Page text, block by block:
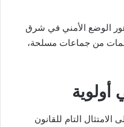
الوضع الأمني في شرق
من جماعات مسلحة،
أولوية
التام للقانون